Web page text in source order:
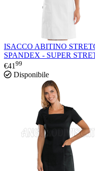
ISACCO ABITINO
SPANDEX - SUPER
€41 99
Disponibile